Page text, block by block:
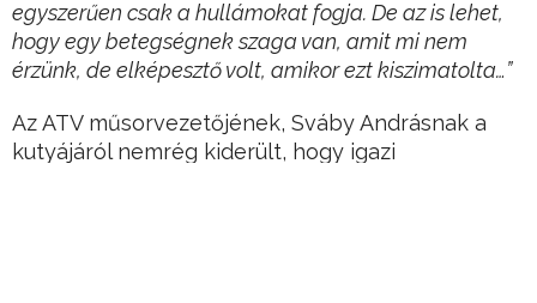
egyszerűen csak a hullámokat fogja. De az is lehet,
hogy egy betegségnek szaga van, amit mi nem
érzünk, de elképesztő volt, amikor ezt kiszimatolta…”
Az ATV műsorvezetőjének, Sváby Andrásnak a
kutyájáról nemrég kiderült, hogy igazi